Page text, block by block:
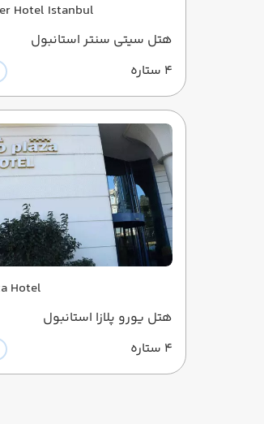
Hotel Istanbul
هتل سیتی سنتر استانبول
4 ستاره
Hotel
هتل یورو پلازا استانبول
4 ستاره